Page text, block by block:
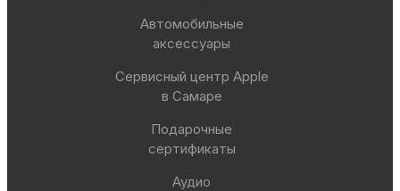
Автомобильные
аксессуары
Сервисный центр Apple
в Самаре
Подарочные
сертификаты
Аудио